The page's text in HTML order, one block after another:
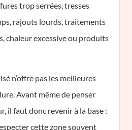
trop serrées, tresses
rajouts lourds, traitements
chaleur excessive ou produits
n’offre pas les meilleures
Avant même de penser
il faut donc revenir à la base :
cette zone souvent